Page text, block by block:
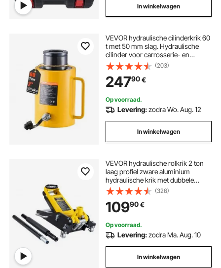
In winkelwagen
VEVOR hydraulische cilinderkrik 60
t met 50 mm slag. Hydraulische
cilinder voor carrosserie- en
chassiswerkplaatsen, compacte
cilinderkrik voor krappe
werkruimtes, met snelkoppeling en
stofbescherming.
(203)
24790€
Op voorraad.
Levering:zodra Wo. Aug. 12
In winkelwagen
VEVOR hydraulische rolkrik 2 ton
laag profiel zware aluminium
hydraulische krik met dubbele
zuiger snelhefpomp, geel
(326)
10990€
Op voorraad.
Levering:zodra Ma. Aug. 10
In winkelwagen